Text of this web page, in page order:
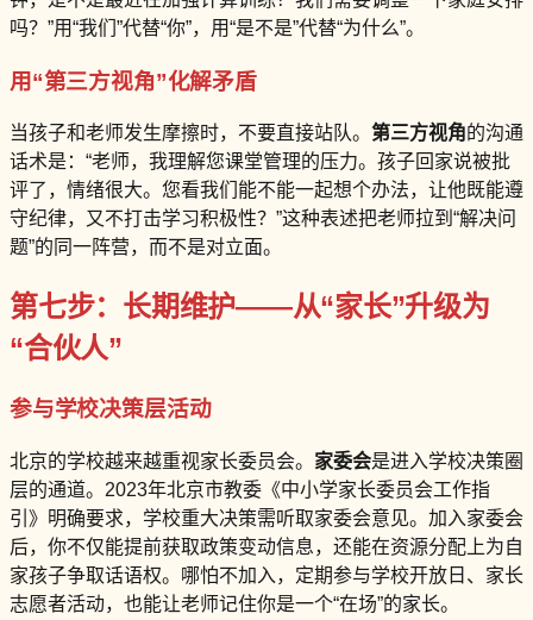
吗？”用“我们”代替“你”，用“是不是”代替“为什么”。
用“第三方视角”化解矛盾
当孩子和老师发生摩擦时，不要直接站队。 第三方视角的沟通
话术是：“老师，我理解您课堂管理的压力。孩子回家说被批
评了，情绪很大。您看我们能不能一起想个办法，让他既能遵
守纪律，又不打击学习积极性？”这种表述把老师拉到“解决问
题”的同一阵营，而不是对立面。
第七步：长期维护——从“家长”升级为
“合伙人”
参与学校决策层活动
北京的学校越来越重视家长委员会。 家委会是进入学校决策圈
层的通道。2023年北京市教委《中小学家长委员会工作指
引》明确要求，学校重大决策需听取家委会意见。加入家委会
后，你不仅能提前获取政策变动信息，还能在资源分配上为自
家孩子争取话语权。哪怕不加入，定期参与学校开放日、家长
志愿者活动，也能让老师记住你是一个“在场”的家长。